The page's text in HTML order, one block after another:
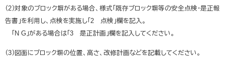
（2）対象のブロック塀がある場合、様式「既存ブロック塀等の安全点検・是正報
告書」を利用し、点検を実施し「2 点検」欄を記入。
「N G」がある場合は「3 是正計画」欄を記入してください。
（3）図面にブロック塀の位置、高さ、改修計画などを記載してください。